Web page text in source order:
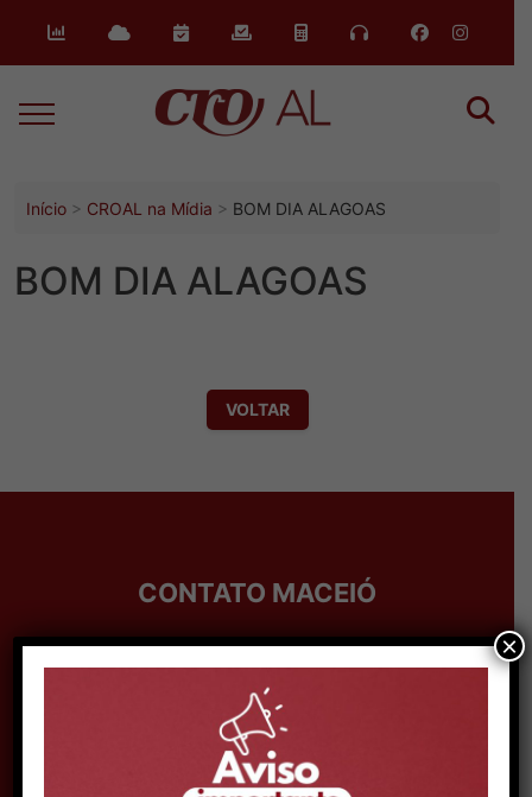
conteúdo
Início CROAL na Mídia BOM DIA ALAGOAS
BOM DIA ALAGOAS
VOLTAR
CONTATO MACEIÓ
Telefone:Telefone: (82) 99161-0888
08h às 14h
comunicacao@croal.org.br
Rua Coronel Francisco Silva, 290,
Bairro Pitanguinha – CEP 57052-190 –
×